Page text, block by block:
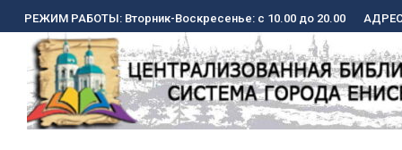
РЕЖИМ РАБОТЫ: Вторник-Воскресенье: с 10.00 до 20.00
РЕЖИМ РАБОТЫ: Вторник-Воскресенье: с 10.00 до 20.00
Главная О нас Документы Тебе,